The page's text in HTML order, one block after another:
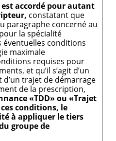
accordé pour autant
constatant que
paragraphe concerné au
la spécialité
éventuelles conditions
maximale
requises pour
et qu’il s’agit d’un
trajet de démarrage
de la prescription,
«TDD» ou «Trajet
conditions, le
à appliquer le tiers
groupe de